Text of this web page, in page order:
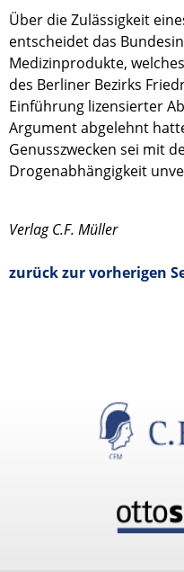
Über die Zulässigkeit
entscheidet das
Medizinprodukte,
des Berliner Bezirks
Einführung lizensierter
Argument abgelehnt
Genusszwecken sei mit
Drogenabhängigkeit
Verlag C.F. Müller
zurück zur vorherigen